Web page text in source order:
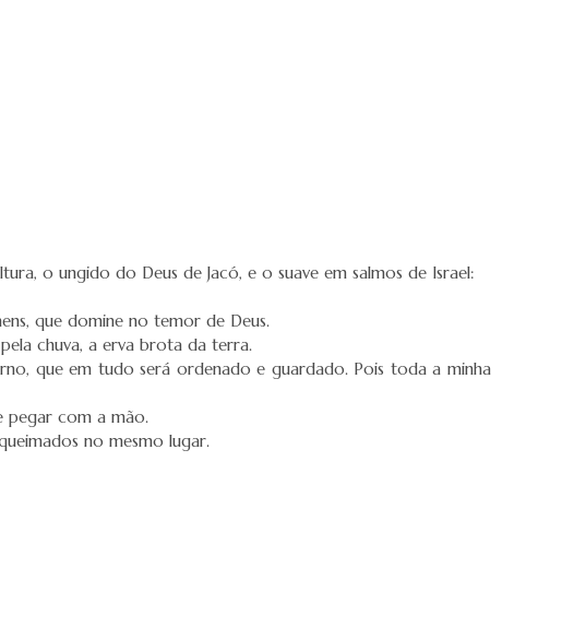
o ungido do Deus de Jacó, e o suave em salmos de Israel:
que domine no temor de Deus.
chuva, a erva brota da terra.
que em tudo será ordenado e guardado. Pois toda a minha
pegar com a mão.
no mesmo lugar.